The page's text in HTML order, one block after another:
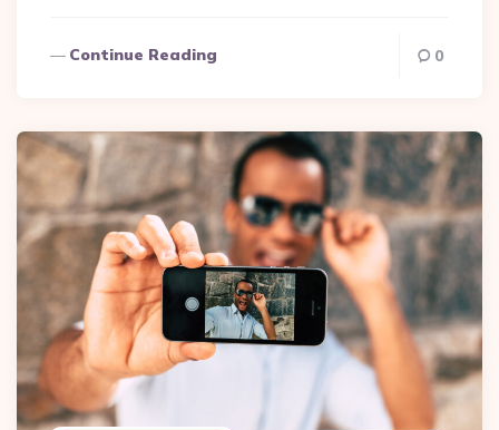
Continue Reading 0